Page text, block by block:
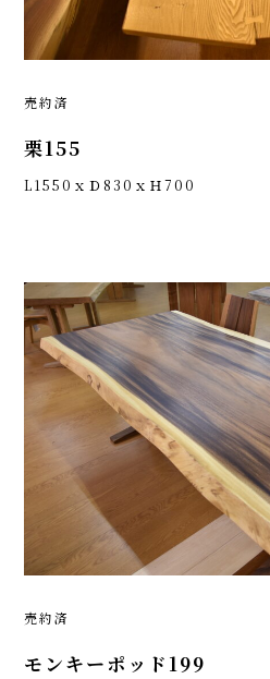
売約済
栗155
L1550ｘＤ830ｘＨ700
売約済
モンキーポッド199